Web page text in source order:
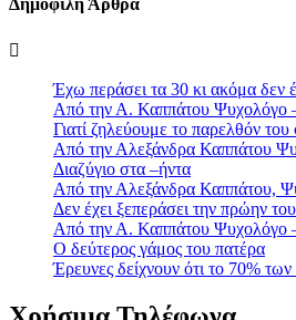
Δημοφιλή Άρθρα
Έχω περάσει τα 30 κι ακόμα δεν
Από την Α. Καππάτου Ψυχολόγο
Γιατί ζηλεύουμε το παρελθόν
Από την Αλεξάνδρα Καππάτου
Διαζύγιο στα –ήντα
Από την Αλεξάνδρα Καππάτου,
Δεν έχει ξεπεράσει την πρώην
Από την Α. Καππάτου Ψυχολόγο
Ο δεύτερος γάμος του πατέρα
Έρευνες δείχνουν ότι το 70% των